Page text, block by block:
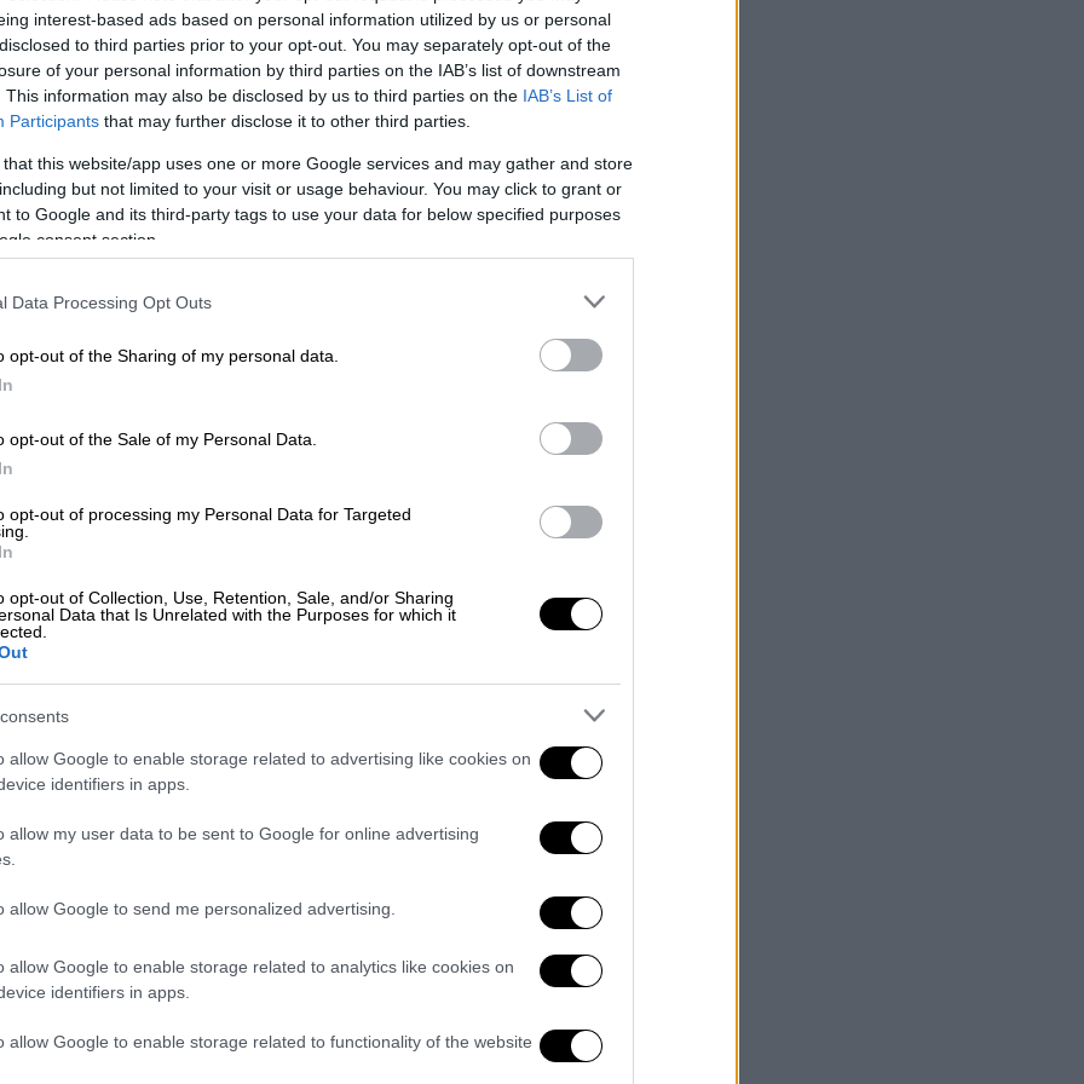
interest-based ads based on personal information utilized by us or personal
to third parties prior to your opt-out. You may separately opt-out of the
of your personal information by third parties on the IAB’s list of downstream
This information may also be disclosed by us to third parties on the IAB’s List of
Participants that may further disclose it to other third parties.
that this website/app uses one or more Google services and may gather and store
but not limited to your visit or usage behaviour. You may click to grant or
to Google and its third-party tags to use your data for below specified purposes
consent section.
Data Processing Opt Outs
opt-out of the Sharing of my personal data.
opt-out of the Sale of my Personal Data.
opt-out of processing my Personal Data for Targeted
opt-out of Collection, Use, Retention, Sale, and/or Sharing
Data that Is Unrelated with the Purposes for which it
allow Google to enable storage related to advertising like cookies on
identifiers in apps.
allow my user data to be sent to Google for online advertising
allow Google to send me personalized advertising.
allow Google to enable storage related to analytics like cookies on
identifiers in apps.
allow Google to enable storage related to functionality of the website
το ΕΘΝΟΣ στη Google
όλα εφικτά αποτελούν δεκάδες
των ονείρων τους αφού έδωσαν
λέει εμφανώς συγκινημένη στο OPEN η
Μακεδονίας, με 18.330 μόρια.